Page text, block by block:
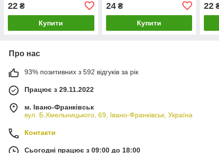
22 ₴
Купити
24₴
Купити
22
Про нас
93% позитивних з 592 відгуків за рік
Працює з 29.11.2022
м. Івано-Франківськ
вул. Б.Хмельницького, 69, Івано-Франківськ, Україна
Контакти
Сьогодні працює з 09:00 до 18:00